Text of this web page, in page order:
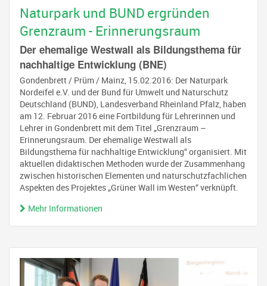
Naturpark und BUND ergründen
Grenzraum - Erinnerungsraum
Der ehemalige Westwall als Bildungsthema für
nachhaltige Entwicklung (BNE)
Gondenbrett / Prüm / Mainz, 15.02.2016: Der Naturpark
Nordeifel e.V. und der Bund für Umwelt und Naturschutz
Deutschland (BUND), Landesverband Rheinland Pfalz, haben
am 12. Februar 2016 eine Fortbildung für Lehrerinnen und
Lehrer in Gondenbrett mit dem Titel „Grenzraum –
Erinnerungsraum. Der ehemalige Westwall als
Bildungsthema für nachhaltige Entwicklung“ organisiert. Mit
aktuellen didaktischen Methoden wurde der Zusammenhang
zwischen historischen Elementen und naturschutzfachlichen
Aspekten des Projektes „Grüner Wall im Westen“ verknüpft.
Mehr Informationen